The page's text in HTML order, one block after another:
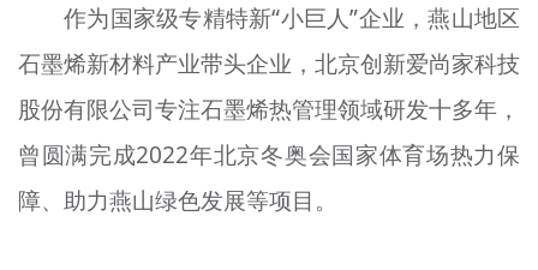
作为国家级专精特新“小巨人”企业，燕山地区
石墨烯新材料产业带头企业，北京创新爱尚家科技
股份有限公司专注石墨烯热管理领域研发十多年，
曾圆满完成2022年北京冬奥会国家体育场热力保
障、助力燕山绿色发展等项目。